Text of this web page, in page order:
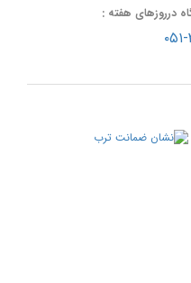
درروزهای هفته :